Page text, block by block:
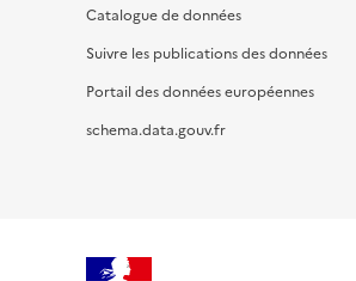
Catalogue de données
Suivre les publications des données
Portail des données européennes
schema.data.gouv.fr